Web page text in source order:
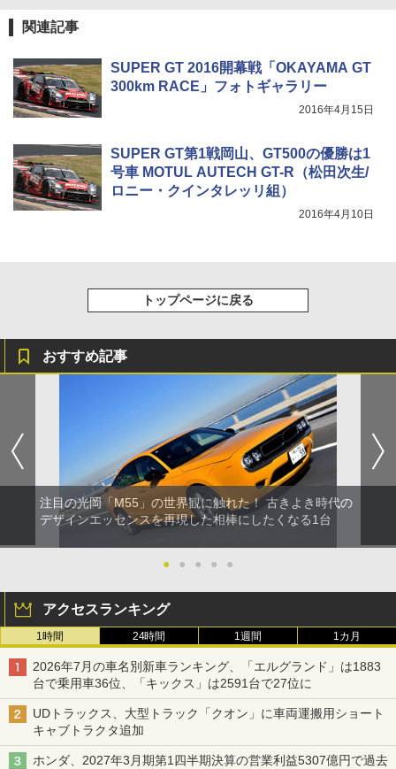
関連記事
SUPER GT 2016開幕戦「OKAYAMA GT
300km RACE」フォトギャラリー
2016年4月15日
SUPER GT第1戦岡山、GT500の優勝は1
号車 MOTUL AUTECH GT-R（松田次生/
ロニー・クインタレッリ組）
2016年4月10日
トップページに戻る
おすすめ記事
注目の光岡「M55」の世界観に触れた！ 古きよき時代の
デザインエッセンスを再現した相棒にしたくなる1台
● ● ● ● ●
アクセスランキング
1時間 24時間 1週間 1カ月
2026年7月の車名別新車ランキング、「エルグランド」は1883
台で乗用車36位、「キックス」は2591台で27位に
UDトラックス、大型トラック「クオン」に車両運搬用ショート
キャブトラクタ追加
ホンダ、2027年3月期第1四半期決算の営業利益5307億円で過去